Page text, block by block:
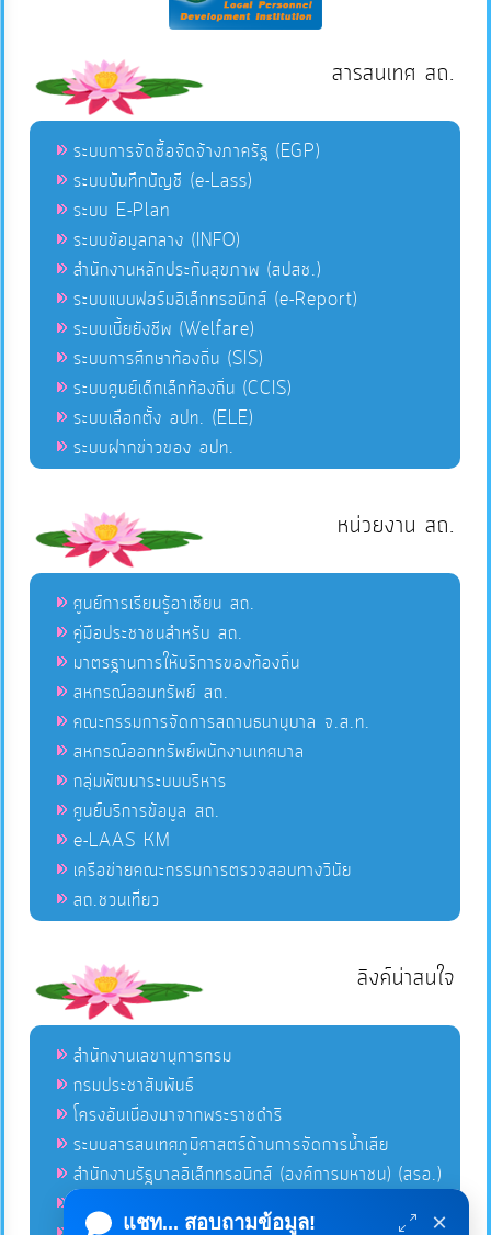
แชท... สอบถามข้อมูล! ×
สารสนเทศ สถ.
ระบบการจัดซื้อจัดจ้างภาครัฐ (EGP)
ระบบบันทึกบัญชี (e-Lass)
ระบบ E-Plan
ระบบข้อมูลกลาง (INFO)
สำนักงานหลักประกันสุขภาพ (สปสช.)
ระบบแบบฟอร์มอิเล็กทรอนิกส์ (e-Report)
ระบบเบี้ยยังชีพ (Welfare)
ระบบการศึกษาท้องถิ่น (SIS)
ระบบศูนย์เด็กเล็กท้องถิ่น (CCIS)
ระบบเลือกตั้ง อปท. (ELE)
ระบบฝากข่าวของ อปท.
หน่วยงาน สถ.
ศูนย์การเรียนรู้อาเซียน สถ.
คู่มือประชาชนสำหรับ สถ.
มาตรฐานการให้บริการของท้องถิ่น
สหกรณ์ออมทรัพย์ สถ.
คณะกรรมการจัดการสถานธนานุบาล จ.ส.ท.
สหกรณ์ออกทรัพย์พนักงานเทศบาล
กลุ่มพัฒนาระบบบริหาร
ศูนย์บริการข้อมูล สถ.
e-LAAS KM
เครือข่ายคณะกรรมการตรวจสอบทางวินัย
สถ.ชวนเที่ยว
ลิงค์น่าสนใจ
สำนักงานเลขานุการกรม
กรมประชาสัมพันธ์
โครงอันเนื่องมาจากพระราชดำริ
ระบบสารสนเทศภูมิศาสตร์ด้านการจัดการน้ำเสีย
สำนักงานรัฐบาลอิเล็กทรอนิกส์ (องค์การมหาชน) (สรอ.)
โครงการอนุรักษ์พันธุกรรมพืชอันเนื่องมาจากพระราชดำริ